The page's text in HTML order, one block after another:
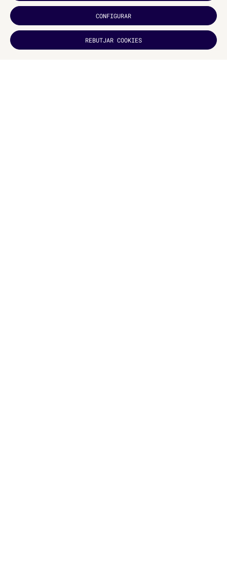
Igual que les de metall o fusta, les targetes de pedra tenen una gran força
orgànica, però són poc habituals per la seva complexitat de producció.
T'HA
AGRADAT?
CONFIGURAR
REBUTJAR COOKIES